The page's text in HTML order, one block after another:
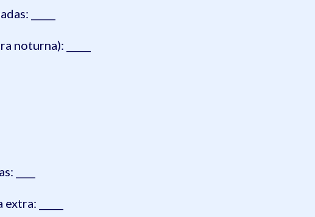
_____
_____
____
_____